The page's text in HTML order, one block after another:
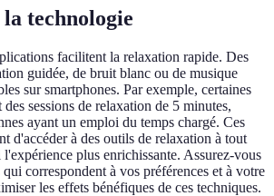
technologie
facilitent la relaxation rapide. Des
guidée, de bruit blanc ou de musique
sur smartphones. Par exemple, certaines
sessions de relaxation de 5 minutes,
ayant un emploi du temps chargé. Ces
d'accéder à des outils de relaxation à tout
plus enrichissante. Assurez-vous
correspondent à vos préférences et à votre
les effets bénéfiques de ces techniques.